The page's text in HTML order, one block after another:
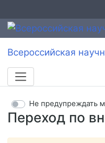
Всероссийская
Переход по
Не предупреждать